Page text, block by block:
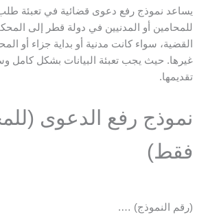
يساعد نموذج رفع دعوى قضائية في تعبئة
للمحامين أو المدنيين في دولة قطر إلى
القضية، سواء كانت مدنية أو بداية جزاء أو
غيرها. حيث يجب تعبئة البيانات بشكل كامل
تقديمها.
نموذج رفع الدعوى
فقط)
(رقم النموذج) ….